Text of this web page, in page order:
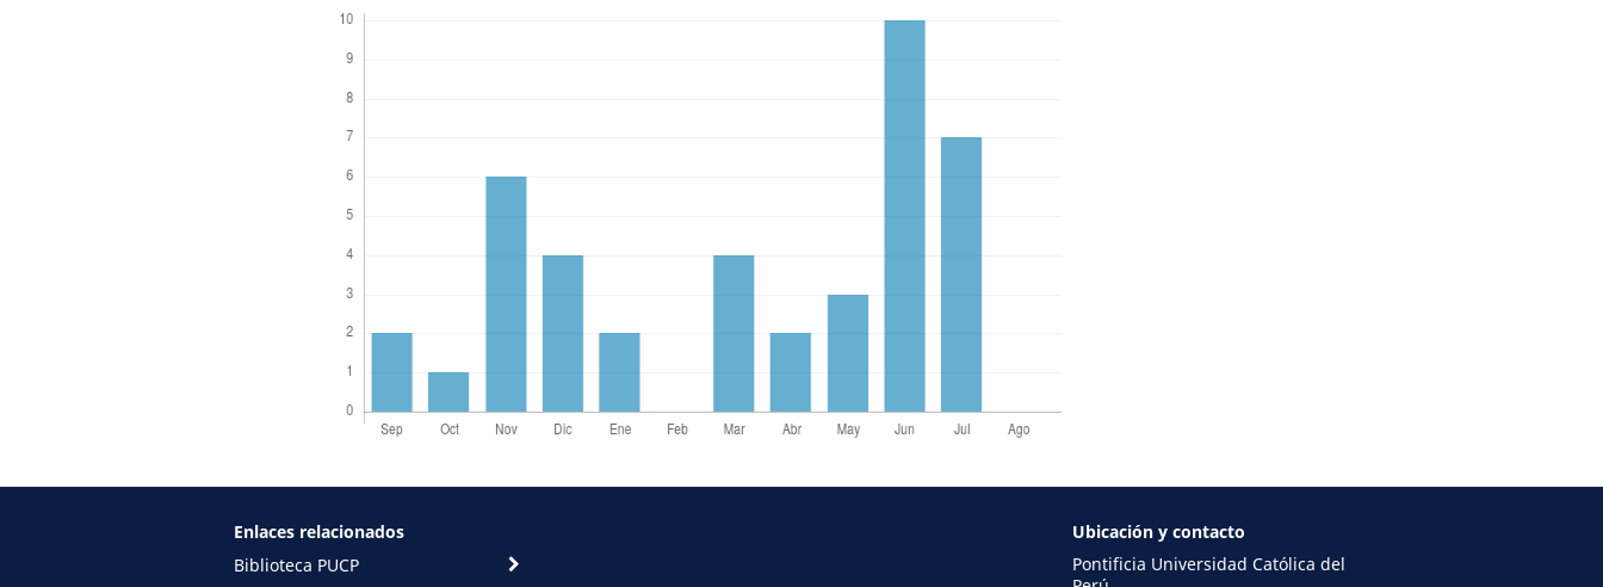
Enlaces relacionados
Biblioteca PUCP
Ubicación y contacto
Pontificia Universidad Católica del